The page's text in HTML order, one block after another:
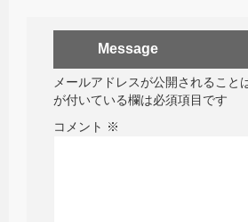
Message
メールアドレスが公開されること
が付いている欄は必須項目です
コメント ※